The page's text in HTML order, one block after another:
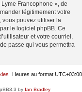
Francophone », de
légitimement votre
vous pouvez utiliser la
le logiciel phpBB. Ce
et votre courriel,
passe qui vous permettra
Heures au format UTC+03:00
by Ian Bradley